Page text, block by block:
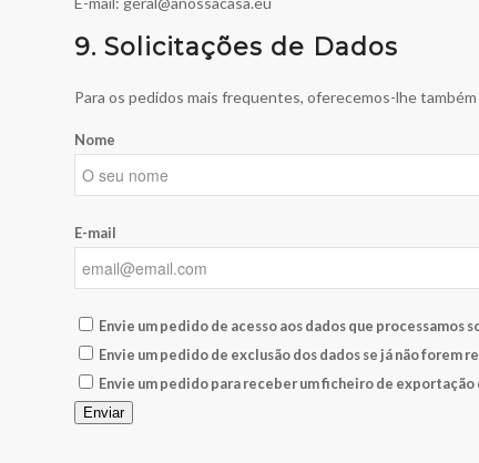
9. Solicitações de Dados
Para os pedidos mais frequentes, oferecemos-lhe
Nome
E-mail
Envie um pedido de acesso aos dados que processamos
Envie um pedido de exclusão dos dados se já não forem
Envie um pedido para receber um ficheiro de exportação